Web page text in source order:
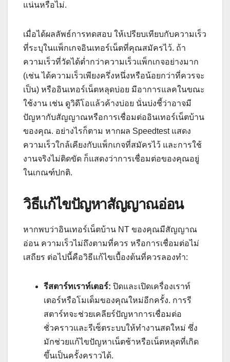
แน่นหรือไม่.
เมื่อได้ผลลัพธ์การทดสอบ ให้เปรียบเทียบกับความเร็ว
ที่ระบุในแพ็กเกจอินเทอร์เน็ตที่คุณสมัครไว้. ถ้า
ความเร็วที่วัดได้ต่ำกว่าความเร็วแพ็กเกจอย่างมาก
(เช่น ได้ความเร็วเพียงครึ่งหนึ่งหรือน้อยกว่าที่ควรจะ
เป็น) หรืออินเทอร์เน็ตหลุดบ่อย มีอาการแลคในขณะ
ใช้งาน เช่น ดูวิดีโอแล้วค้างบ่อย นั่นบ่งชี้ว่าอาจมี
ปัญหากับสัญญาณหรือการเชื่อมต่ออินเทอร์เน็ตบ้าน
ของคุณ. อย่างไรก็ตาม หากผล Speedtest แสดง
ความเร็วใกล้เคียงกับแพ็กเกจที่สมัครไว้ และการใช้
งานจริงไม่ติดขัด ก็แสดงว่าการเชื่อมต่อของคุณอยู่
ในเกณฑ์ปกติ.
วิธีแก้ไขปัญหาสัญญาณอ่อน
หากพบว่าอินเทอร์เน็ตบ้าน NT ของคุณมีสัญญาณ
อ่อน ความเร็วไม่ถึงตามที่ควร หรือการเชื่อมต่อไม่
เสถียร ต่อไปนี้คือวิธีแก้ไขเบื้องต้นที่ควรลองทำ:
รีสตาร์ทเราท์เตอร์: ปิดและเปิดเครื่องเราท์
เตอร์หรือโมเด็มของคุณใหม่อีกครั้ง. การรี
สตาร์ทจะช่วยเคลียร์ปัญหาการเชื่อมต่อ
ชั่วคราวและรีเซ็ตระบบให้ทำงานสดใหม่ ซึ่ง
มักช่วยแก้ไขปัญหาเน็ตช้าหรือเน็ตหลุดที่เกิด
ขึ้นเป็นครั้งคราวได้.